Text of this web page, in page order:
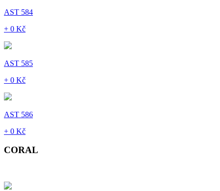
AST 584
+ 0 Kč
AST 585
+ 0 Kč
AST 586
+ 0 Kč
CORAL